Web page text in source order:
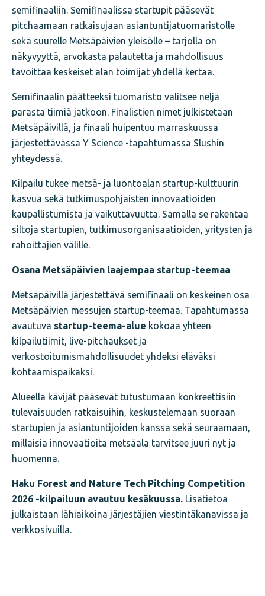
semifinaaliin. Semifinaalissa startupit pääsevät
pitchaamaan ratkaisujaan asiantuntijatuomaristolle
sekä suurelle Metsäpäivien yleisölle – tarjolla on
näkyvyyttä, arvokasta palautetta ja mahdollisuus
tavoittaa keskeiset alan toimijat yhdellä kertaa.
Semifinaalin päätteeksi tuomaristo valitsee neljä
parasta tiimiä jatkoon. Finalistien nimet julkistetaan
Metsäpäivillä, ja finaali huipentuu marraskuussa
järjestettävässä Y Science -tapahtumassa Slushin
yhteydessä.
Kilpailu tukee metsä- ja luontoalan startup-kulttuurin
kasvua sekä tutkimuspohjaisten innovaatioiden
kaupallistumista ja vaikuttavuutta. Samalla se rakentaa
siltoja startupien, tutkimusorganisaatioiden, yritysten ja
rahoittajien välille.
Osana Metsäpäivien laajempaa startup-teemaa
Metsäpäivillä järjestettävä semifinaali on keskeinen osa
Metsäpäivien messujen startup-teemaa. Tapahtumassa
avautuva startup-teema-alue kokoaa yhteen
kilpailutiimit, live-pitchaukset ja
verkostoitumismahdollisuudet yhdeksi eläväksi
kohtaamispaikaksi.
Alueella kävijät pääsevät tutustumaan konkreettisiin
tulevaisuuden ratkaisuihin, keskustelemaan suoraan
startupien ja asiantuntijoiden kanssa sekä seuraamaan,
millaisia innovaatioita metsäala tarvitsee juuri nyt ja
huomenna.
Haku Forest and Nature Tech Pitching Competition
2026 -kilpailuun avautuu kesäkuussa. Lisätietoa
julkaistaan lähiaikoina järjestäjien viestintäkanavissa ja
verkkosivuilla.